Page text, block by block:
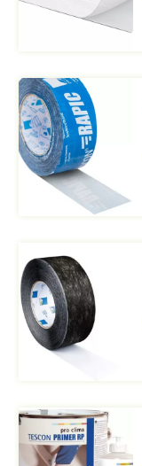
Afbeelding
Afbeelding